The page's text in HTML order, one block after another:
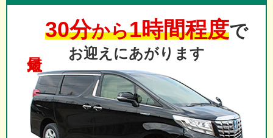
30分から1時間程度で
お迎えにあがります